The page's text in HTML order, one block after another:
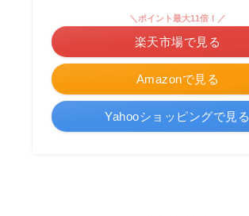
Amazonで見る
＼ポイント最大11倍！／
楽天市場で見る
Yahooショッピングで見る